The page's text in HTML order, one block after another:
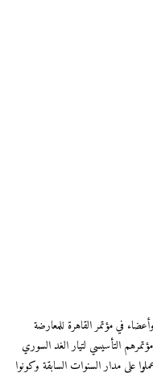
في مؤتمر القاهرة للمعارضة
التأسيسي لتيار الغد السوري
على مدار السنوات السابقة وكونوا